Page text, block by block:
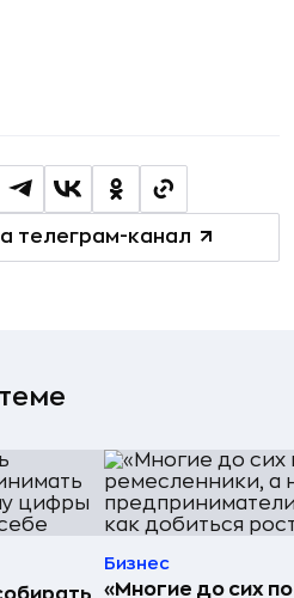
телеграм-канал
Бизнес
«Многие до сих